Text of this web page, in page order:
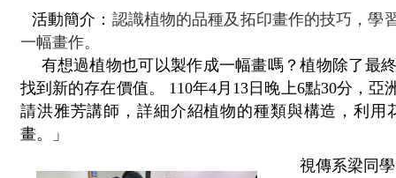
活動簡介： 認識植物的品種及拓印畫作的技巧，學
一幅畫作。
有想過植物也可以製作成一幅畫嗎？植物除了最
找到新的存在價值。 110年4月13日晚上6點30分，
請洪雅芳講師，詳細介紹植物的種類與構造，利
畫。」
視傳系梁同